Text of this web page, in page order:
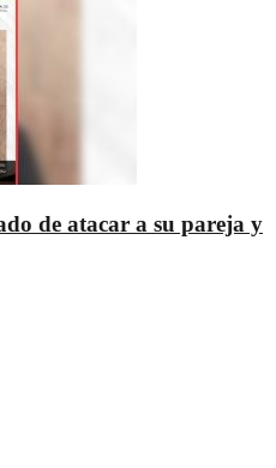
de atacar a su pareja y